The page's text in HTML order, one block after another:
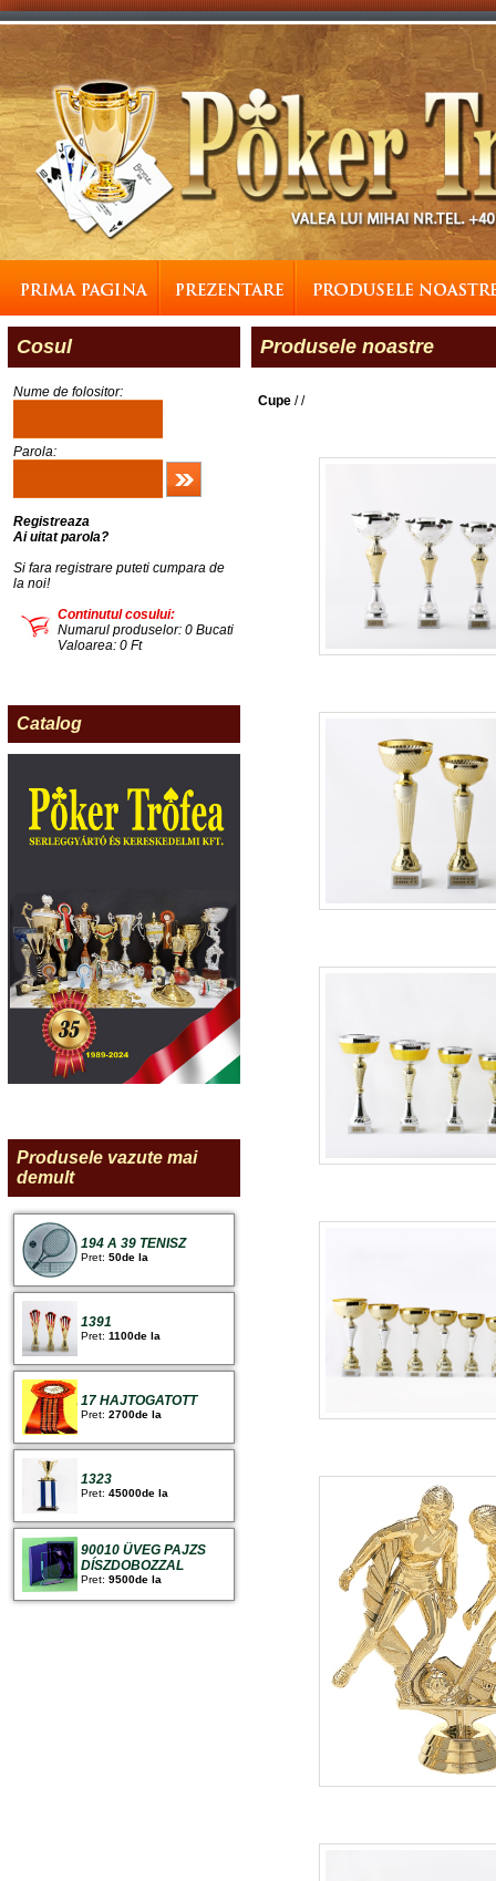
Cosul
Nume de folositor:
Parola:
Registreaza
Ai uitat parola?
Si fara registrare puteti cumpara de
la noi!
Continutul cosului:
Numarul produselor: 0 Bucati
Valoarea: 0 Ft
Catalog
Produsele vazute mai
demult
194 A 39 TENISZ
Pret: 50de la
1391
Pret: 1100de la
17 HAJTOGATOTT
Pret: 2700de la
1323
Pret: 45000de la
90010 ÜVEG PAJZS
DÍSZDOBOZZAL
Pret: 9500de la
Produsele noastre
Cupe //